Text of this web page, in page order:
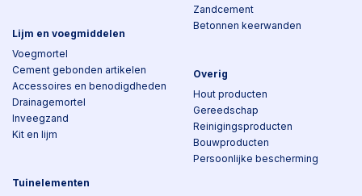
Lijm en voegmiddelen
Voegmortel
Cement gebonden artikelen
Accessoires en benodigdheden
Drainagemortel
Inveegzand
Kit en lijm
Tuinelementen
Zandcement
Betonnen keerwanden
Overig
Hout producten
Gereedschap
Reinigingsproducten
Bouwproducten
Persoonlijke bescherming